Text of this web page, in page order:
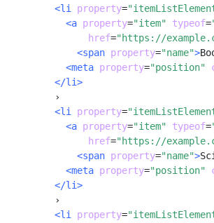
<li
property=
<a property="item" typeof=
href="https://
<span property="name">
<meta property="position"
</li>
›
<li
property=
<a property="item" typeof=
href="https://
<span property="name">
<meta property="position"
</li>
›
<li
property=